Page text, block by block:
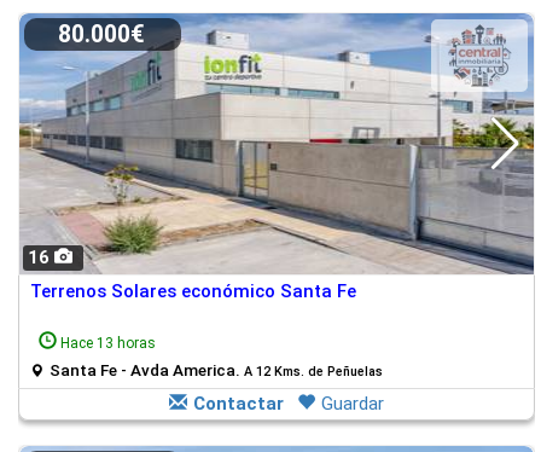
16
80.000€
Terrenos Solares económico Santa Fe
Hace 13 horas
Santa Fe - Avda America. A 12 Kms. de Peñuelas
Contactar Guardar